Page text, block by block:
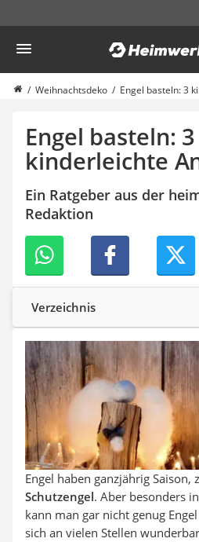
Haushalt & Freizeit
Diascanner
Walkie-Talkie Kinder
Gusseisen Bräter
Induktionskochfeld
Elektronische Dartscheibe
Wildkamera
Wischmopp
Beschriftungsgerät
Trinkflasche
Thermokanne
Elektrische Pfeffermühle
Waschsauger
Geflügelschere
SUP-Board
Ferngesteuertes Auto
Subwoofer
Beheizbare Handschuhe
Weihnachtsdeko Engel basteln: 3
Engel basteln: 3
kinderleichte
Ein Ratgeber aus der
Redaktion
Verzeichnis
Engel haben ganzjährig Saison,
Schutzengel. Aber besonders
kann man gar nicht genug Engel
sich an vielen Stellen